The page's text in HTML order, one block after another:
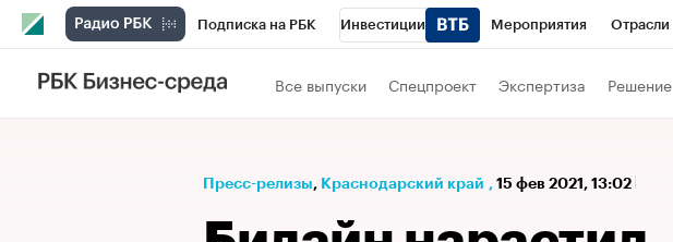
Подписка на РБК Инвестиции Мероприятия Отрасли
Телеканал
Спецпроекты Проверка контрагентов
Все выпуски Спецпроект Экспертиза Решение
Пресс-релизы⁠, Краснодарский край , 15 фев 2021, 13:02